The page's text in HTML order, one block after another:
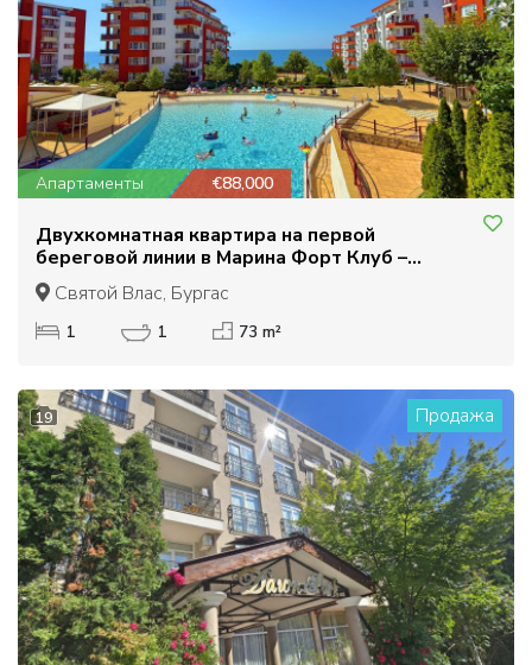
Апартаменты €88,000
Двухкомнатная квартира на первой
береговой линии в Марина Форт Клуб –
Святой Влас
Святой Влас, Бургас
1 1 73 m²
19 Продажа